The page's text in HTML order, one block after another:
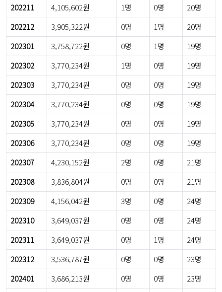
202211 4,105,602원 1명 0명
20명
202212
3,905,322원 0명 1명
20명
202301
3,758,722원 0명 1명
19명
202302
3,770,234원 1명 0명
19명
202303
3,770,234원 0명 0명
19명
202304
3,770,234원 0명 0명
19명
202305
3,770,234원 0명 0명
19명
202306
3,770,234원 0명 0명
19명
202307
4,230,152원 2명 0명
21명
202308
3,836,804원 0명 0명
21명
202309
4,156,042원 3명 0명
24명
202310
3,649,037원 0명 0명
24명
202311
3,649,037원 0명 1명
24명
202312
3,536,787원 0명 0명
23명
202401
3,686,213원 0명 0명
23명